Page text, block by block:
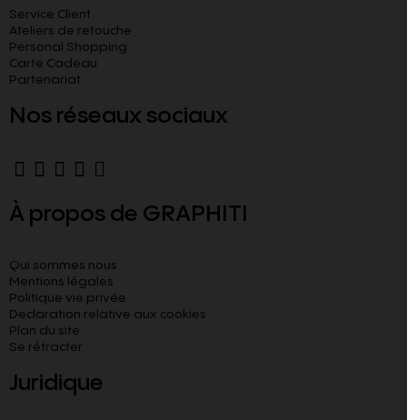
Service Client
Ateliers de retouche
Personal Shopping
Carte Cadeau
Partenariat
Nos réseaux sociaux
À propos de GRAPHITI
Qui sommes nous
Mentions légales
Politique vie privée
Declaration relative aux cookies​
Plan du site
Se rétracter
Juridique